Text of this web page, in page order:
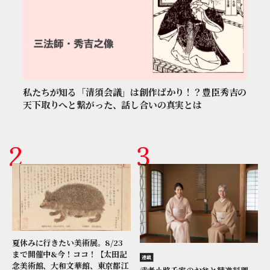
私たちが知る「清須会議」は創作ばかり！？豊臣秀吉の
天下取りへと繋がった、話し合いの真実とは
夏休みに行きたい美術展。8/23
まで開催中&今！ココ！【太田記
念美術館、大和文華館、東京都江
連載